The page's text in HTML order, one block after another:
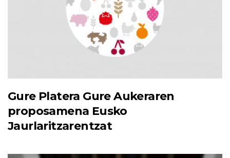
Gure Platera Gure Aukeraren
proposamena Eusko
Jaurlaritzarentzat